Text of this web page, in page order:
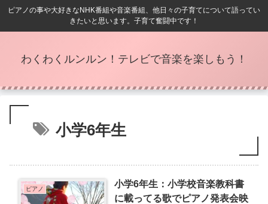
ピアノの事や大好きなNHK番組や音楽番組、他日々の子育てについて語ってい
きたいと思います。子育て奮闘中です！
わくわくルンルン！テレビで音楽を楽しもう！
小学6年生
ピアノ
小学6年生：小学校音楽教科書
に載ってる歌でピアノ発表会映